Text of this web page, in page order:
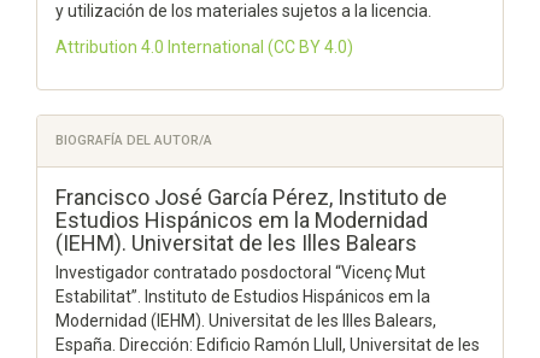
y utilización de los materiales sujetos a la licencia.
Attribution 4.0 International (CC BY 4.0)
BIOGRAFÍA DEL AUTOR/A
Francisco José García Pérez, Instituto de
Estudios Hispánicos em la Modernidad
(IEHM). Universitat de les Illes Balears
Investigador contratado posdoctoral “Vicenç Mut
Estabilitat”. Instituto de Estudios Hispánicos em la
Modernidad (IEHM). Universitat de les Illes Balears,
España. Dirección: Edificio Ramón Llull, Universitat de les